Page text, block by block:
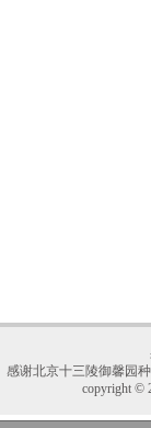
感谢北京十三陵御馨园
copyright ©